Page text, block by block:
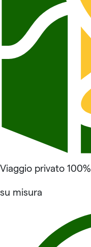
Viaggio privato 100%
su misura